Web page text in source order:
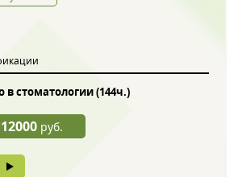
в стоматологии (144ч.)
12000 руб.